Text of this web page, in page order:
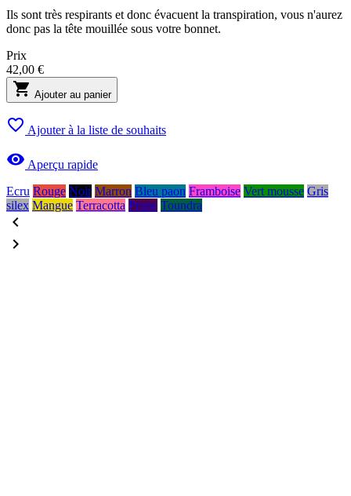
Ils sont très respirants et donc évacuent la transpiration, vous n'aurez
donc pas la tête mouillée sous votre bonnet.
Prix
42,00 €
 Ajouter au panier
 Ajouter à la liste de souhaits
 Aperçu rapide
Ecru Rouge Noir Marron Bleu paon Framboise Vert mousse Gris
silex Mangue Terracotta Prune Toundra

